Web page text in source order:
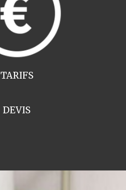
TARIFS
DEVIS